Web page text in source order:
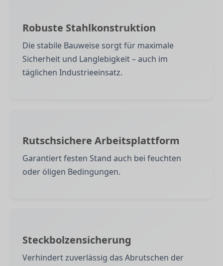
Robuste Stahlkonstruktion
Die stabile Bauweise sorgt für maximale
Sicherheit und Langlebigkeit – auch im
täglichen Industrieeinsatz.
Rutschsichere Arbeitsplattform
Garantiert festen Stand auch bei feuchten
oder öligen Bedingungen.
Steckbolzensicherung
Verhindert zuverlässig das Abrutschen der